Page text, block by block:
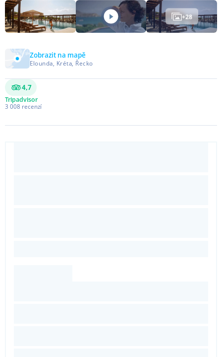
+28
Zobrazit na mapě
Elounda, Kréta, Řecko
4,7
Tripadvisor
3 008 recenzí